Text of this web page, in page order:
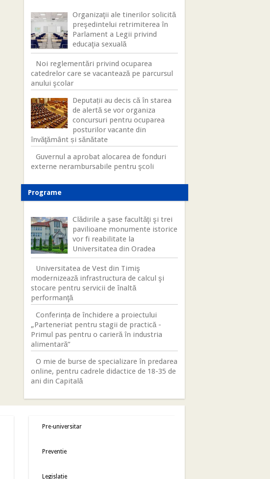
Organizaţii ale tinerilor solicită
preşedintelui retrimiterea în
Parlament a Legii privind
educaţia sexuală
Noi reglementări privind ocuparea
catedrelor care se vacantează pe parcursul
anului şcolar
Deputații au decis că în starea
de alertă se vor organiza
concursuri pentru ocuparea
posturilor vacante din
învăţământ și sănătate
Guvernul a aprobat alocarea de fonduri
externe nerambursabile pentru şcoli
Programe
Clădirile a şase facultăţi şi trei
pavilioane monumente istorice
vor fi reabilitate la
Universitatea din Oradea
Universitatea de Vest din Timiş
modernizează infrastructura de calcul şi
stocare pentru servicii de înaltă
performanţă
Conferința de închidere a proiectului
„Parteneriat pentru stagii de practică -
Primul pas pentru o carieră în industria
alimentară”
O mie de burse de specializare în predarea
online, pentru cadrele didactice de 18-35 de
ani din Capitală
Pre-universitar
Preventie
Legislatie